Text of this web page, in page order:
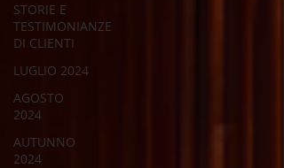
STORIE E
TESTIMONIANZE
DI CLIENTI
LUGLIO 2024
AGOSTO
2024
AUTUNNO
2024